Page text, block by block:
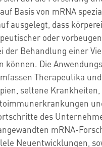
Basis von mRNA
ausgelegt, dass
oder
der Behandlung einer
können. Die
Therapeutika
seltene
des
mRNA-
Neuentwicklungen,